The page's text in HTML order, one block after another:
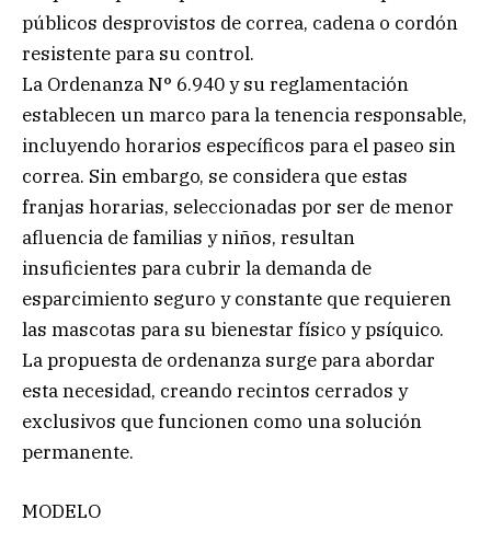
públicos desprovistos de correa, cadena o cordón
resistente para su control.
La Ordenanza N° 6.940 y su reglamentación
establecen un marco para la tenencia responsable,
incluyendo horarios específicos para el paseo sin
correa. Sin embargo, se considera que estas
franjas horarias, seleccionadas por ser de menor
afluencia de familias y niños, resultan
insuficientes para cubrir la demanda de
esparcimiento seguro y constante que requieren
las mascotas para su bienestar físico y psíquico.
La propuesta de ordenanza surge para abordar
esta necesidad, creando recintos cerrados y
exclusivos que funcionen como una solución
permanente.
MODELO